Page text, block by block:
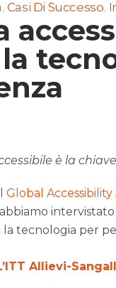
, Casi Di Successo,
è la
Global Accessibility
abbiamo
la tecnologia per
Allievi-